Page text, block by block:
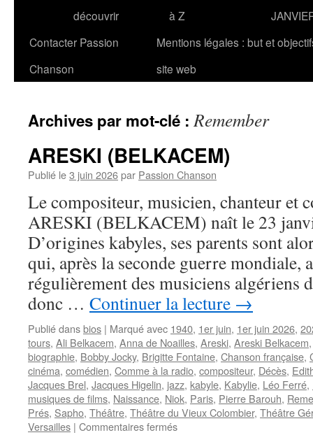
découvrir
à Z
Contacter Passion
Chanson
Mentions légales : but et
site web
Archives par mot-clé :Remember
ARESKI (BELKACEM)
Publié le3 juin 2026par Passion Chanson
Le compositeur, musicien, chanteur et
ARESKI (BELKACEM) naît le 23
D’origines kabyles, ses parents sont
qui, après la seconde guerre mondiale,
régulièrement des musiciens algériens
donc … Continuer la lecture →
Publié dansbios | Marqué avec 1940, 1er juin, 1er juin 2026,
tours, Ali Belkacem, Anna de Noailles, Areski, Areski Belkacem
biographie, Bobby Jocky, Brigitte Fontaine, Chanson française,
cinéma, comédien, Comme à la radio, compositeur, Décès,
Jacques Brel, Jacques Higelin, jazz, kabyle, Kabylie, Léo Ferré,
musiques de films, Naissance, Niok, Paris, Pierre Barouh,
Prés, Sapho, Théâtre, Théâtre du Vieux Colombier, Théâtre
Versailles | Commentaires ferméssur